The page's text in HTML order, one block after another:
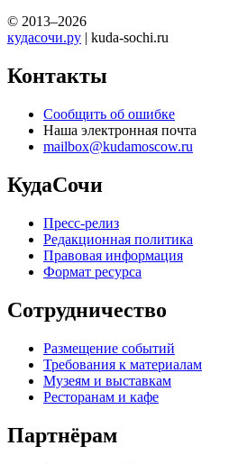
© 2013–2026
кудасочи.ру | kuda-sochi.ru
Контакты
Сообщить об ошибке
Наша электронная почта
mailbox@kudamoscow.ru
КудаСочи
Пресс-релиз
Редакционная политика
Правовая информация
Формат ресурса
Сотрудничество
Размещение событий
Требования к материалам
Музеям и выставкам
Ресторанам и кафе
Партнёрам